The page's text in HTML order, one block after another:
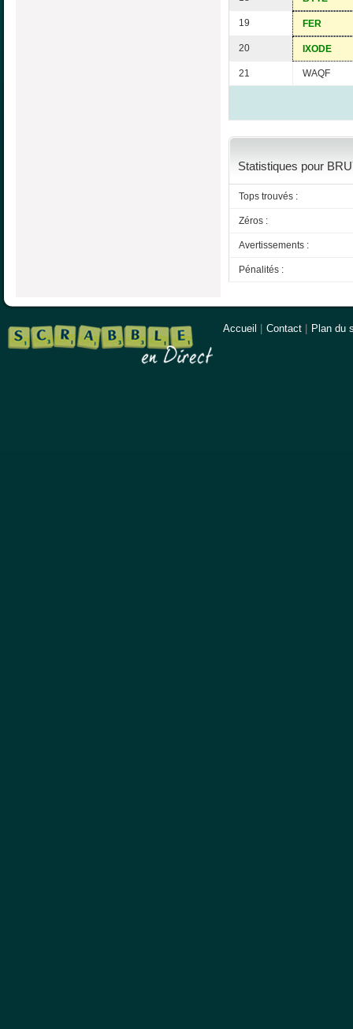
19 FER
20 IXODE
21 WAQF
Statistiques pour
Tops trouvés :
Zéros :
Avertissements :
Pénalités :
Accueil Contact Plan du